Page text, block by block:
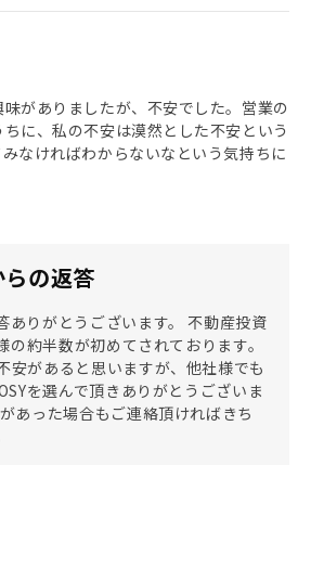
がありましたが、不安でした。営業の
に、私の不安は漠然とした不安という
なければわからないなという気持ちに
らの返答
ありがとうございます。 不動産投資
の約半数が初めてされております。
安があると思いますが、他社様でも
を選んで頂きありがとうございま
あった場合もご連絡頂ければきち